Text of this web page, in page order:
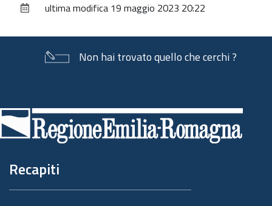
documentoultima modifica 19 maggio 2023 20:22
Non hai trovato quello che cerchi ?
di
pagina
Recapiti